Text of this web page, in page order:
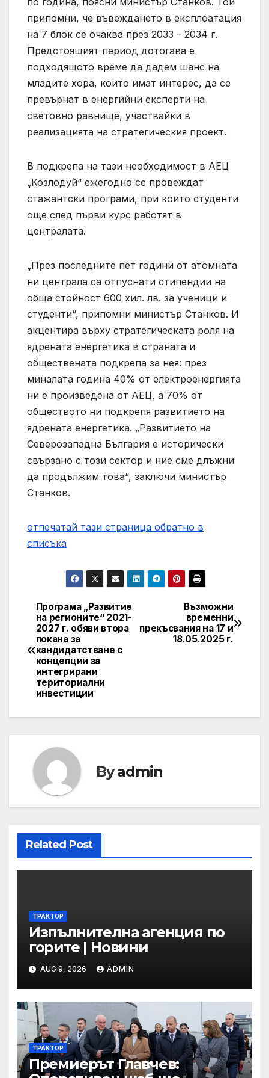
припомни, че въвеждането в експлоатация
на 7 блок се очаква през 2033 – 2034 г.
Предстоящият период дотогава е
подходящото време да дадем шанс на
младите хора, които имат интерес, да се
превърнат в енергийни експерти на
световно равнище, участвайки в
реализацията на стратегическия проект.
В подкрепа на тази необходимост в АЕЦ
„Козлодуй“ ежегодно се провеждат
стажантски програми, при които студенти
още след първи курс работят в
централата.
„През последните пет години от атомната
ни централа са отпуснати стипендии на
обща стойност 600 хил. лв. за ученици и
студенти“, припомни министър Станков. И
акцентира върху стратегическата роля на
ядрената енергетика в страната и
обществената подкрепа за нея: през
миналата година 40% от електроенергията
ни е произведена от АЕЦ, а 70% от
обществото ни подкрепя развитието на
ядрената енергетика. „Развитието на
Северозападна България е исторически
свързано с този сектор и ние сме длъжни
да продължим това“, заключи министър
Станков.
отпечатай тази страница обратно в
списъка
Post
navigation
Възможни
временни
прекъсвания на 17 и
18.05.2025 г.
Програма „Развитие
на регионите“ 2021-
2027 г. обяви втора
покана за
кандидатстване с
концепции за
интегрирани
териториални
инвестиции
Byadmin
Related Post
ТРАКТОР
Изпълнителна агенция по
горите | Новини
AUG 9, 2026 ADMIN
ТРАКТОР
Премиерът Главчев: